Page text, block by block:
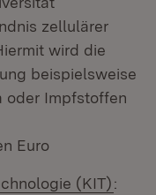
zellulärer
wird die
beispielsweise
oder Impfstoffen
Euro
(KIT):